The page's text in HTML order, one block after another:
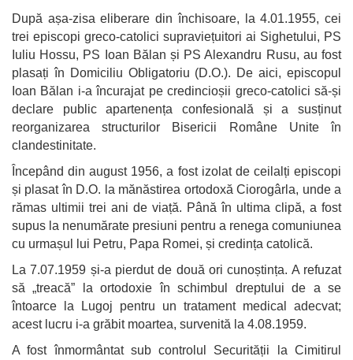
După așa-zisa eliberare din închisoare, la 4.01.1955, cei
trei episcopi greco-catolici supraviețuitori ai Sighetului, PS
Iuliu Hossu, PS Ioan Bălan și PS Alexandru Rusu, au fost
plasați în Domiciliu Obligatoriu (D.O.). De aici, episcopul
Ioan Bălan i-a încurajat pe credincioșii greco-catolici să-și
declare public apartenența confesională și a susținut
reorganizarea structurilor Bisericii Române Unite în
clandestinitate.
Începând din august 1956, a fost izolat de ceilalți episcopi
și plasat în D.O. la mănăstirea ortodoxă Ciorogârla, unde a
rămas ultimii trei ani de viață. Până în ultima clipă, a fost
supus la nenumărate presiuni pentru a renega comuniunea
cu urmașul lui Petru, Papa Romei, și credința catolică.
La 7.07.1959 și-a pierdut de două ori cunoștința. A refuzat
să „treacă” la ortodoxie în schimbul dreptului de a se
întoarce la Lugoj pentru un tratament medical adecvat;
acest lucru i-a grăbit moartea, survenită la 4.08.1959.
A fost înmormântat sub controlul Securității la Cimitirul